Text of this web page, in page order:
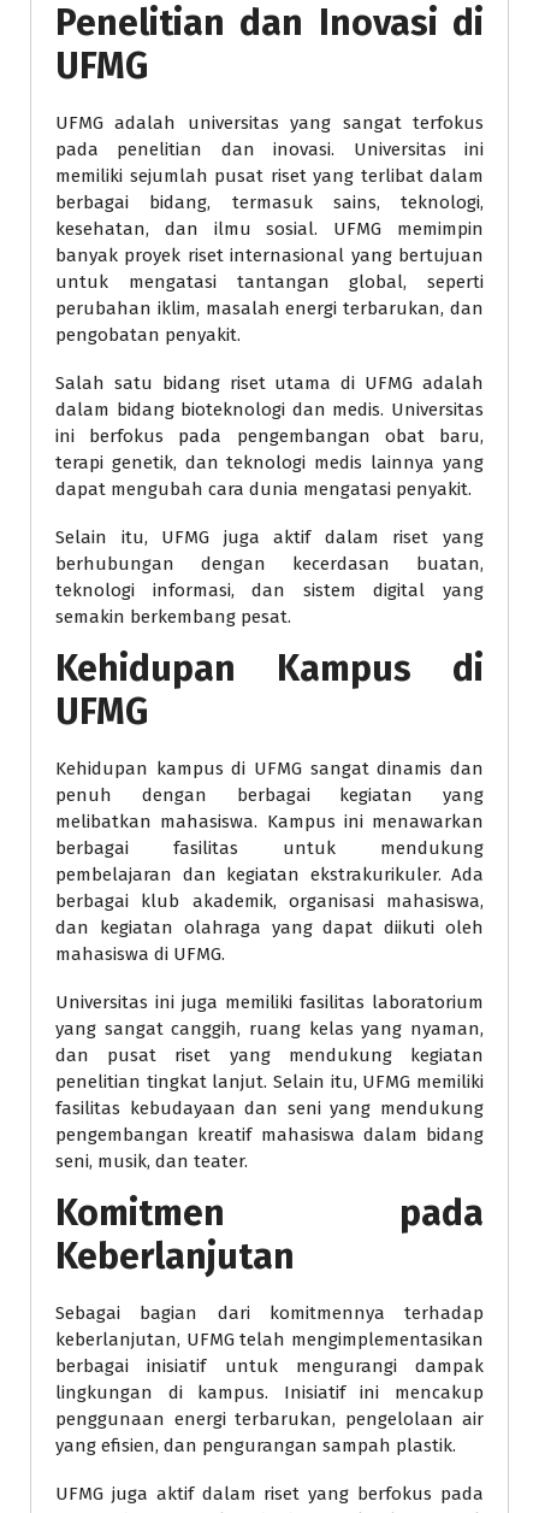
Penelitian dan Inovasi di
UFMG
UFMG adalah universitas yang sangat terfokus
pada penelitian dan inovasi. Universitas ini
memiliki sejumlah pusat riset yang terlibat dalam
berbagai bidang, termasuk sains, teknologi,
kesehatan, dan ilmu sosial. UFMG memimpin
banyak proyek riset internasional yang bertujuan
untuk mengatasi tantangan global, seperti
perubahan iklim, masalah energi terbarukan, dan
pengobatan penyakit.
Salah satu bidang riset utama di UFMG adalah
dalam bidang bioteknologi dan medis. Universitas
ini berfokus pada pengembangan obat baru,
terapi genetik, dan teknologi medis lainnya yang
dapat mengubah cara dunia mengatasi penyakit.
Selain itu, UFMG juga aktif dalam riset yang
berhubungan dengan kecerdasan buatan,
teknologi informasi, dan sistem digital yang
semakin berkembang pesat.
Kehidupan Kampus di
UFMG
Kehidupan kampus di UFMG sangat dinamis dan
penuh dengan berbagai kegiatan yang
melibatkan mahasiswa. Kampus ini menawarkan
berbagai fasilitas untuk mendukung
pembelajaran dan kegiatan ekstrakurikuler. Ada
berbagai klub akademik, organisasi mahasiswa,
dan kegiatan olahraga yang dapat diikuti oleh
mahasiswa di UFMG.
Universitas ini juga memiliki fasilitas laboratorium
yang sangat canggih, ruang kelas yang nyaman,
dan pusat riset yang mendukung kegiatan
penelitian tingkat lanjut. Selain itu, UFMG memiliki
fasilitas kebudayaan dan seni yang mendukung
pengembangan kreatif mahasiswa dalam bidang
seni, musik, dan teater.
Komitmen pada
Keberlanjutan
Sebagai bagian dari komitmennya terhadap
keberlanjutan, UFMG telah mengimplementasikan
berbagai inisiatif untuk mengurangi dampak
lingkungan di kampus. Inisiatif ini mencakup
penggunaan energi terbarukan, pengelolaan air
yang efisien, dan pengurangan sampah plastik.
UFMG juga aktif dalam riset yang berfokus pada